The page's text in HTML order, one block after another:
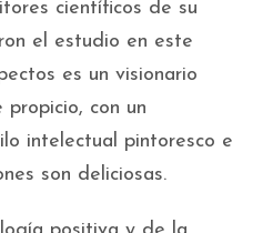
científicos de su
el estudio en este
es un visionario
propicio, con un
intelectual pintoresco e
son deliciosas.